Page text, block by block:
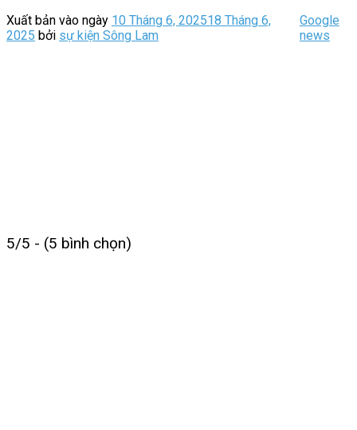
Xuất bản vào ngày 10 Tháng 6, 202518 Tháng 6,
2025 bởi sự kiện Sông Lam
Google
news
5/5 - (5 bình chọn)